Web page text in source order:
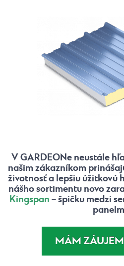
V GARDEONe neustále
našim zákazníkom
životnosť a lepšiu úžitkovú
nášho sortimentu novo
Kingspan – špičku medzi
MÁM